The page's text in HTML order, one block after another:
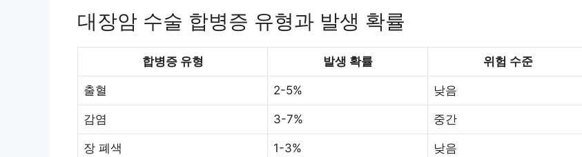
대장암 수술 합병증 유형과 발생 확률
합병증 유형 발생 확률 위험 수준
출혈 2-5% 낮음
감염 3-7% 중간
장 폐색 1-3% 낮음